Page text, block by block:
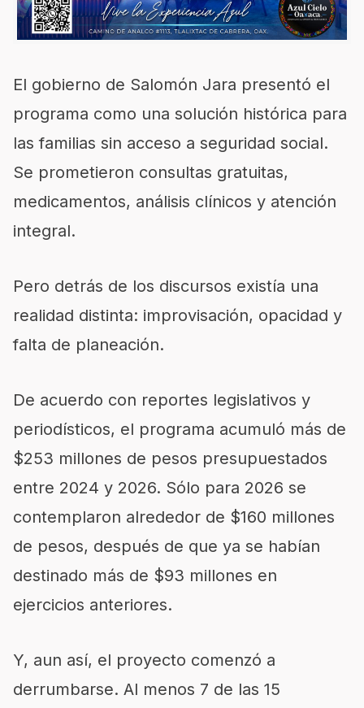
El gobierno de Salomón Jara presentó el
programa como una solución histórica para
las familias sin acceso a seguridad social.
Se prometieron consultas gratuitas,
medicamentos, análisis clínicos y atención
integral.
Pero detrás de los discursos existía una
realidad distinta: improvisación, opacidad y
falta de planeación.
De acuerdo con reportes legislativos y
periodísticos, el programa acumuló más de
$253 millones de pesos presupuestados
entre 2024 y 2026. Sólo para 2026 se
contemplaron alrededor de $160 millones
de pesos, después de que ya se habían
destinado más de $93 millones en
ejercicios anteriores.
Y, aun así, el proyecto comenzó a
derrumbarse. Al menos 7 de las 15